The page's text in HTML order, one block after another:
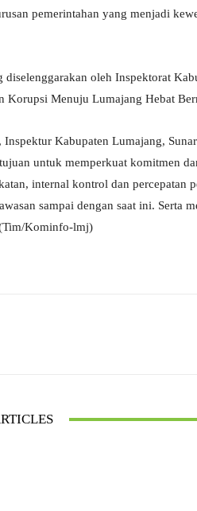
pemerintahan yang menjadi
diselenggarakan oleh Inspektorat
Korupsi Menuju Lumajang Hebat
Inspektur Kabupaten Lumajang,
untuk memperkuat komitmen
internal kontrol dan percepatan
sampai dengan saat ini. Serta
Kominfo-lmj)